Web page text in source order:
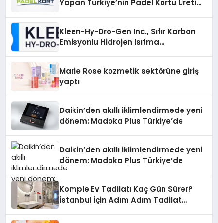
Yapan Türkiye’nin Padel Kortu Üretim
Kleen-Hy-Dro-Gen Inc., Sıfır Karbon
Emisyonlu Hidrojen Isıtma
Marie Rose kozmetik sektörüne giriş
yaptı
Daikin’den akıllı iklimlendirmede yeni
dönem: Madoka Plus Türkiye’de
Daikin’den akıllı iklimlendirmede yeni
dönem: Madoka Plus Türkiye’de
Komple Ev Tadilatı Kaç Gün Sürer?
İstanbul İçin Adım Adım Tadilat